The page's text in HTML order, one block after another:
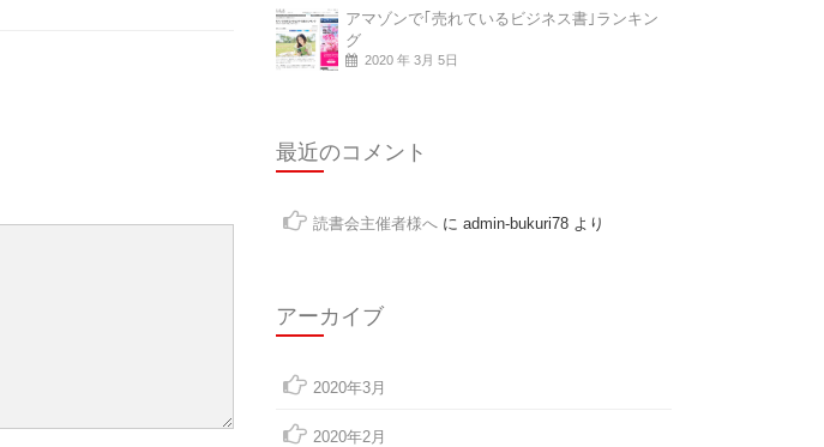
アマゾンで｢売れているビジネス書｣ランキン
グ
2020 年 3月 5日
最近のコメント
読書会主催者様へ に admin-bukuri78 より
アーカイブ
2020年3月
2020年2月